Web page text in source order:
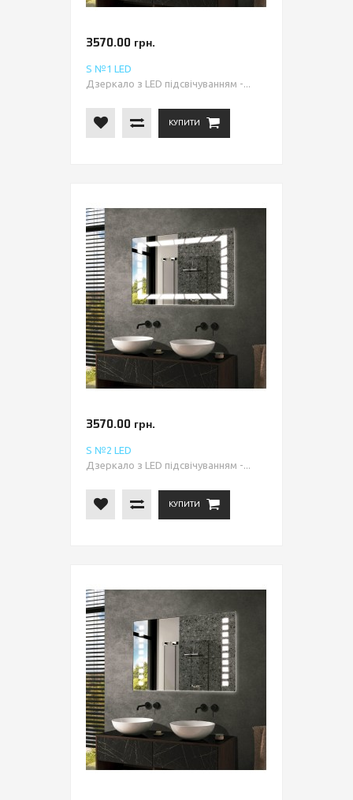
3570.00 грн.
S №1 LED
Дзеркало з LED підсвічуванням -...
КУПИТИ
3570.00 грн.
S №2 LED
Дзеркало з LED підсвічуванням -...
КУПИТИ